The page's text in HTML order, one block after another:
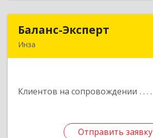
Баланс-Эксперт
Инза
Клиентов на сопровождении
Отправить заявку
Отправить заявку